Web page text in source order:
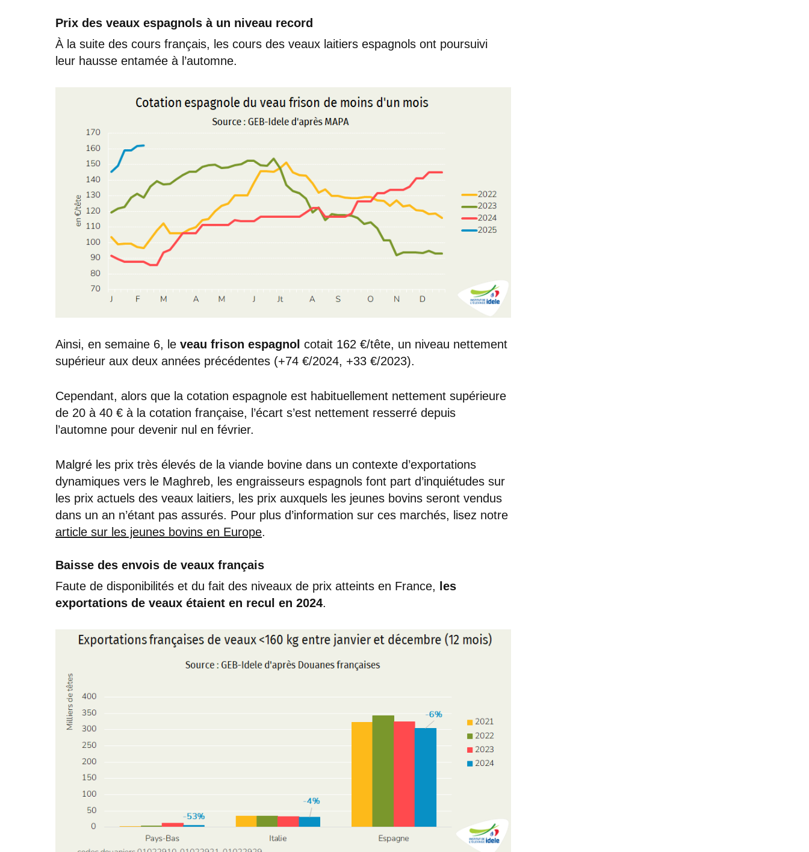
Prix des veaux espagnols à un niveau record
À la suite des cours français, les cours des veaux laitiers espagnols ont poursuivi
leur hausse entamée à l’automne.
Ainsi, en semaine 6, le veau frison espagnol cotait 162 €/tête, un niveau nettement
supérieur aux deux années précédentes (+74 €/2024, +33 €/2023).
Cependant, alors que la cotation espagnole est habituellement nettement supérieure
de 20 à 40 € à la cotation française, l’écart s’est nettement resserré depuis
l’automne pour devenir nul en février.
Malgré les prix très élevés de la viande bovine dans un contexte d’exportations
dynamiques vers le Maghreb, les engraisseurs espagnols font part d’inquiétudes sur
les prix actuels des veaux laitiers, les prix auxquels les jeunes bovins seront vendus
dans un an n’étant pas assurés. Pour plus d’information sur ces marchés, lisez notre
article sur les jeunes bovins en Europe.
Baisse des envois de veaux français
Faute de disponibilités et du fait des niveaux de prix atteints en France,
les
exportations de veaux étaient en recul en 2024.